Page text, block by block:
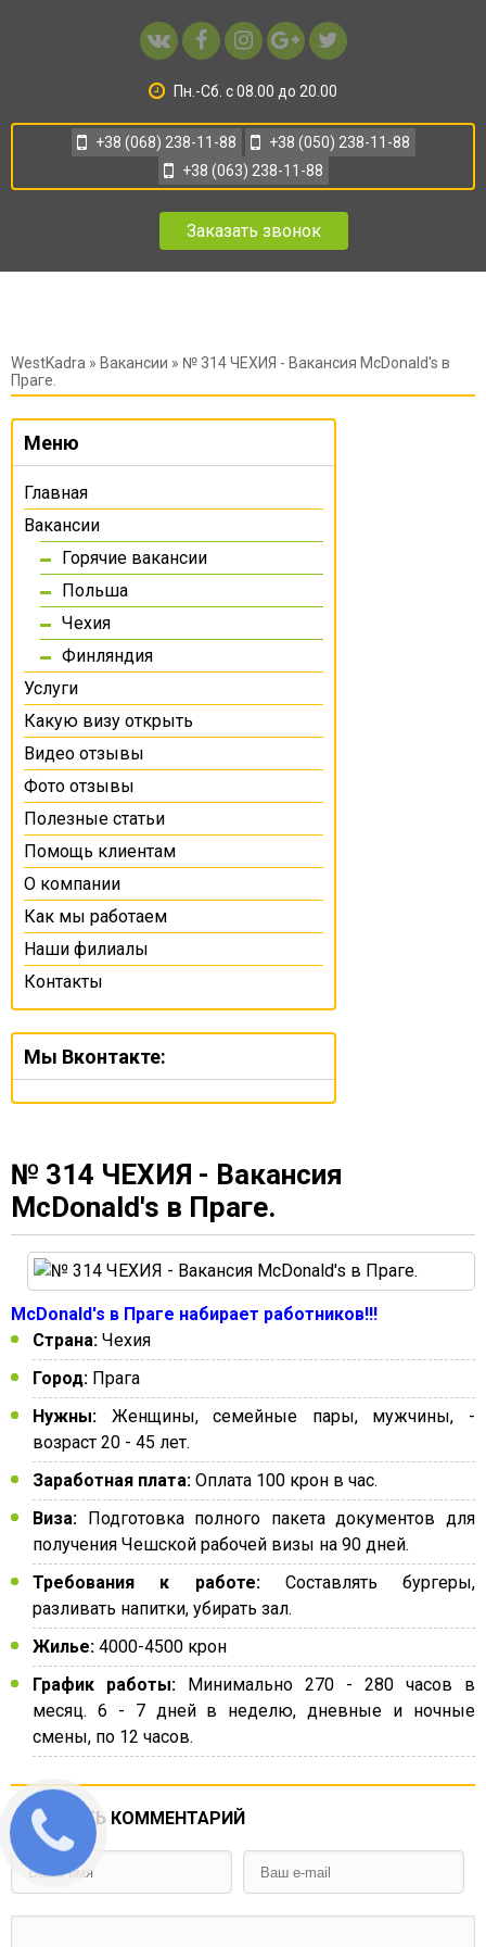
Пн.-Сб. с 08.00 до 20.00
+38 (068) 238-11-88
+38 (050) 238-11-88
+38 (063) 238-11-88
Заказать звонок
WestKadra » Вакансии » № 314 ЧЕХИЯ - Вакансия McDonald's в
Праге.
Меню
Главная
Вакансии
Горячие вакансии
Польша
Чехия
Финляндия
Услуги
Какую визу открыть
Видео отзывы
Фото отзывы
Полезные статьи
Помощь клиентам
О компании
Как мы работаем
Наши филиалы
Контакты
Мы Вконтакте:
№ 314 ЧЕХИЯ - Вакансия
McDonald's в Праге.
McDonald's в Праге набирает работников!!!
Страна: Чехия
Город: Прага
Нужны: Женщины, семейные пары, мужчины, -
возраст 20 - 45 лет.
Заработная плата: Оплата 100 крон в час.
Виза: Подготовка полного пакета документов для
получения Чешской рабочей визы на 90 дней.
Требования к работе:Составлять бургеры,
разливать напитки, убирать зал.
Жилье: 4000-4500 крон
График работы: Минимально 270 - 280 часов в
месяц. 6 - 7 дней в неделю, дневные и ночные
смены, по 12 часов.
ДОБАВИТЬ КОММЕНТАРИЙ